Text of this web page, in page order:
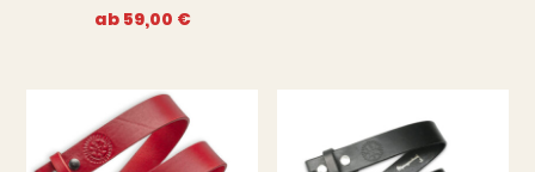
ab 59,00 €